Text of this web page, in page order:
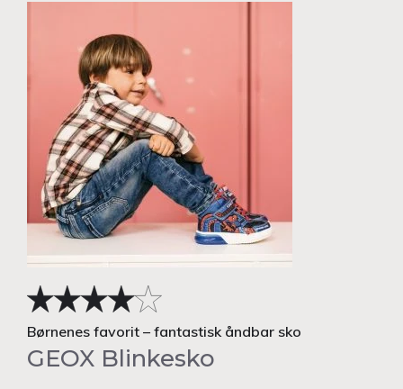
Børnenes favorit – fantastisk åndbar sko
GEOX Blinkesko